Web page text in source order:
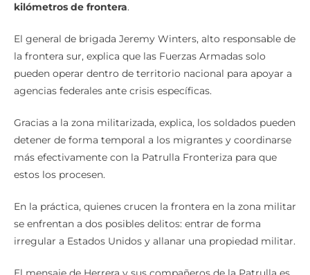
kilómetros de frontera.
El general de brigada Jeremy Winters, alto responsable de
la frontera sur, explica que las Fuerzas Armadas solo
pueden operar dentro de territorio nacional para apoyar a
agencias federales ante crisis específicas.
Gracias a la zona militarizada, explica, los soldados pueden
detener de forma temporal a los migrantes y coordinarse
más efectivamente con la Patrulla Fronteriza para que
estos los procesen.
En la práctica, quienes crucen la frontera en la zona militar
se enfrentan a dos posibles delitos: entrar de forma
irregular a Estados Unidos y allanar una propiedad militar.